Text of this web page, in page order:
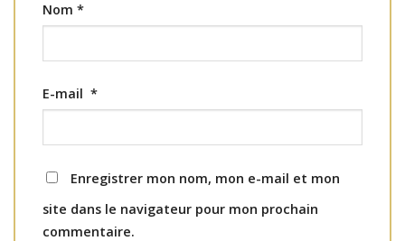
Nom *
E-mail *
Enregistrer mon nom, mon e-mail et mon
site dans le navigateur pour mon prochain
commentaire.